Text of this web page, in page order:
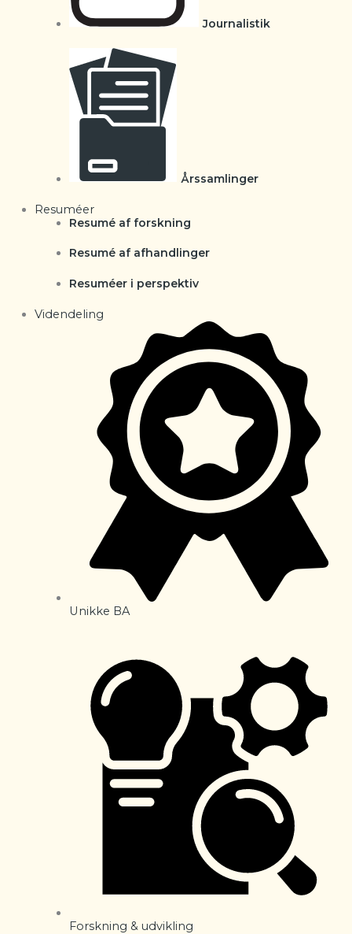
Journalistik
Årssamlinger
Resuméer
Resumé af forskning
Resumé af afhandlinger
Resuméer i perspektiv
Videndeling
Unikke BA
Forskning & udvikling